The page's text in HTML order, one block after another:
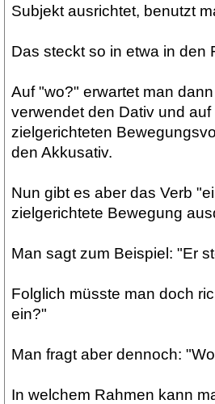
Subjekt ausrichtet, benutzt
Das steckt so in etwa in den
Auf "wo?" erwartet man
verwendet den Dativ und
zielgerichteten
den Akkusativ.
Nun gibt es aber das Verb
zielgerichtete Bewegung
Man sagt zum Beispiel: "Er
Folglich müsste man doch
ein?"
Man fragt aber dennoch:
In welchem Rahmen kann